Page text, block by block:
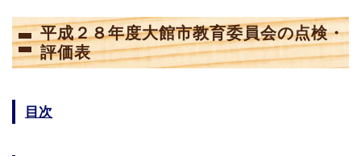
平成２８年度大館市教育委員会の点検・
評価表
目次